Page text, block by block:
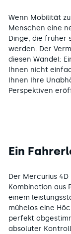
Wenn Mobilität
Menschen eine
Dinge, die früher
werden. Der
diesen Wandel:
Ihnen nicht
Ihnen Ihre
Perspektiven
Ein
Der Mercurius
Kombination aus
einem
mühelos eine
perfekt
absoluter